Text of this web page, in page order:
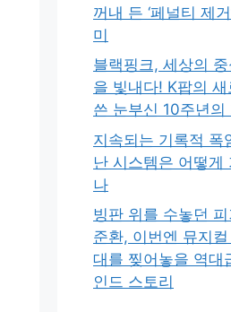
꺼내 든 ‘페널티 제
미
블랙핑크, 세상의
을 빛내다! K팝의
쓴 눈부신 10주년의
지속되는 기록적 폭
난 시스템은 어떻게
나
빙판 위를 수놓던
준환, 이번엔 뮤지
대를 찢어놓을 역대
인드 스토리